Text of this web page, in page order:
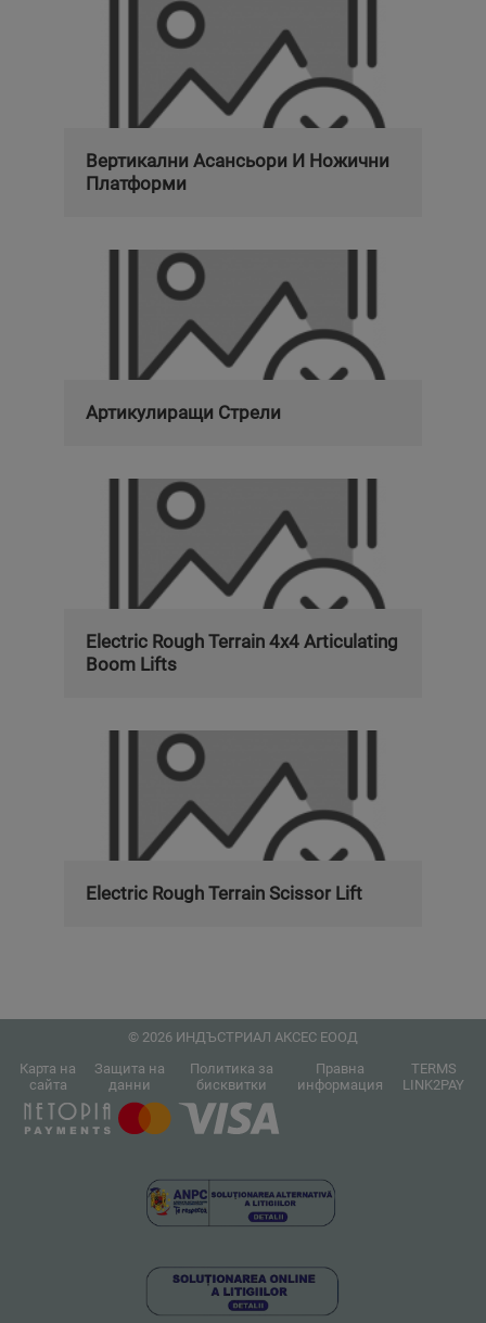
Вертикални Асансьори И Ножични
Платформи
Артикулиращи Стрели
Electric Rough Terrain 4x4 Articulating
Boom Lifts
Electric Rough Terrain Scissor Lift
© 2026 ИНДЪСТРИАЛ АКСЕС ЕООД
Карта на
сайта
Защита на
данни
Политика за
бисквитки
Правна
информация
TERMS
LINK2PAY